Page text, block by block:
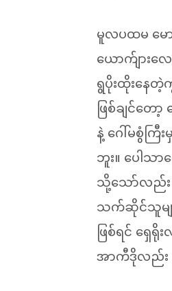
မူလပထမ မေ
ယောက်ျား
ရွပိုးထိုးနေတဲ့
ဖြစ်ချင်တ
နဲ့ ဂေါ်မစွံက
ဘူး။ ပေါသ
သို့သော်လည်း
သက်ဆိုင်သူမျ
ဖြစ်ရင် ရှေ
အာကီဒိုလည်း